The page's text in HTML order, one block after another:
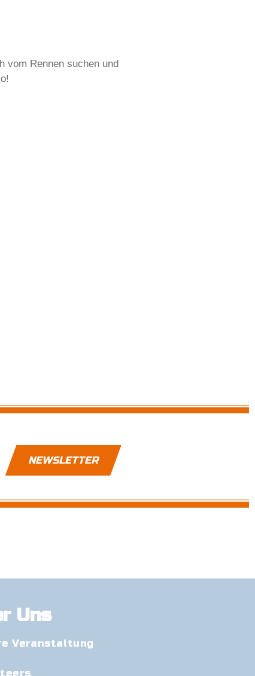
vom Rennen suchen und
NEWSLETTER
Uns
Veranstaltung